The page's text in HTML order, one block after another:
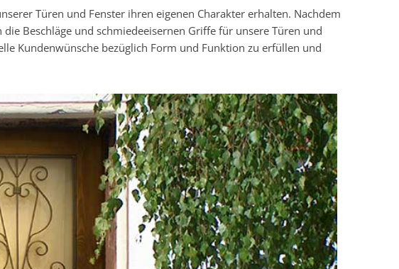
Türen und Fenster ihren eigenen Charakter erhalten. Nachdem
Beschläge und schmiedeeisernen Griffe für unsere Türen und
Kundenwünsche bezüglich Form und Funktion zu erfüllen und